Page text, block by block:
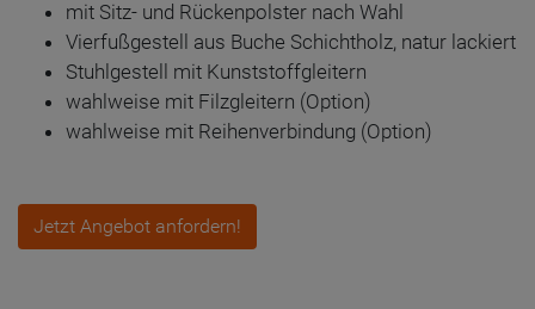
mit Sitz- und Rückenpolster nach Wahl
Vierfußgestell aus Buche Schichtholz, natur lackiert
Stuhlgestell mit Kunststoffgleitern
wahlweise mit Filzgleitern (Option)
wahlweise mit Reihenverbindung (Option)
Jetzt Angebot anfordern!